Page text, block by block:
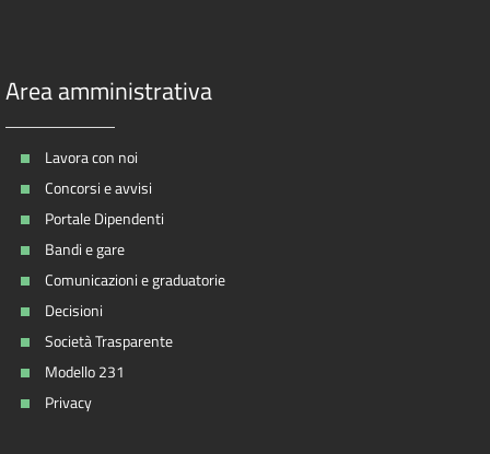
Area amministrativa
Lavora con noi
Concorsi e avvisi
Portale Dipendenti
Bandi e gare
Comunicazioni e graduatorie
Decisioni
Società Trasparente
Modello 231
Privacy